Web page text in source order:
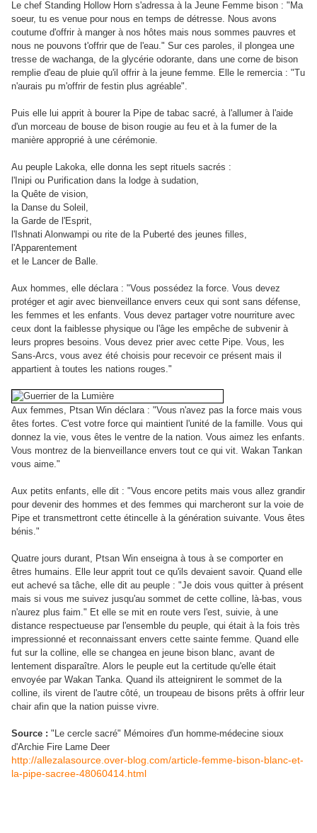
Le chef Standing Hollow Horn s'adressa à la Jeune Femme bison : "Ma
soeur, tu es venue pour nous en temps de détresse. Nous avons
coutume d'offrir à manger à nos hôtes mais nous sommes pauvres et
nous ne pouvons t'offrir que de l'eau." Sur ces paroles, il plongea une
tresse de wachanga, de la glycérie odorante, dans une corne de bison
remplie d'eau de pluie qu'il offrir à la jeune femme. Elle le remercia : "Tu
n'aurais pu m'offrir de festin plus agréable".
Puis elle lui apprit à bourer la Pipe de tabac sacré, à l'allumer à l'aide
d'un morceau de bouse de bison rougie au feu et à la fumer de la
manière approprié à une cérémonie.
Au peuple Lakoka, elle donna les sept rituels sacrés :
l'Inipi ou Purification dans la lodge à sudation,
la Quête de vision,
la Danse du Soleil,
la Garde de l'Esprit,
l'Ishnati Alonwampi ou rite de la Puberté des jeunes filles,
l'Apparentement
et le Lancer de Balle.
Aux hommes, elle déclara : "Vous possédez la force. Vous devez
protéger et agir avec bienveillance envers ceux qui sont sans défense,
les femmes et les enfants. Vous devez partager votre nourriture avec
ceux dont la faiblesse physique ou l'âge les empêche de subvenir à
leurs propres besoins. Vous devez prier avec cette Pipe. Vous, les
Sans-Arcs, vous avez été choisis pour recevoir ce présent mais il
appartient à toutes les nations rouges."
Aux femmes, Ptsan Win déclara : "Vous n'avez pas la force mais vous
êtes fortes. C'est votre force qui maintient l'unité de la famille. Vous qui
donnez la vie, vous êtes le ventre de la nation. Vous aimez les enfants.
Vous montrez de la bienveillance envers tout ce qui vit. Wakan Tankan
vous aime."
Aux petits enfants, elle dit : "Vous encore petits mais vous allez grandir
pour devenir des hommes et des femmes qui marcheront sur la voie de
Pipe et transmettront cette étincelle à la génération suivante. Vous êtes
bénis."
Quatre jours durant, Ptsan Win enseigna à tous à se comporter en
êtres humains. Elle leur apprit tout ce qu'ils devaient savoir. Quand elle
eut achevé sa tâche, elle dit au peuple : "Je dois vous quitter à présent
mais si vous me suivez jusqu'au sommet de cette colline, là-bas, vous
n'aurez plus faim." Et elle se mit en route vers l'est, suivie, à une
distance respectueuse par l'ensemble du peuple, qui était à la fois très
impressionné et reconnaissant envers cette sainte femme. Quand elle
fut sur la colline, elle se changea en jeune bison blanc, avant de
lentement disparaître. Alors le peuple eut la certitude qu'elle était
envoyée par Wakan Tanka. Quand ils atteignirent le sommet de la
colline, ils virent de l'autre côté, un troupeau de bisons prêts à offrir leur
chair afin que la nation puisse vivre.
Source : "Le cercle sacré" Mémoires d'un homme-médecine sioux
d'Archie Fire Lame Deer
http://allezalasource.over-blog.com/article-femme-bison-blanc-et-
la-pipe-sacree-48060414.html